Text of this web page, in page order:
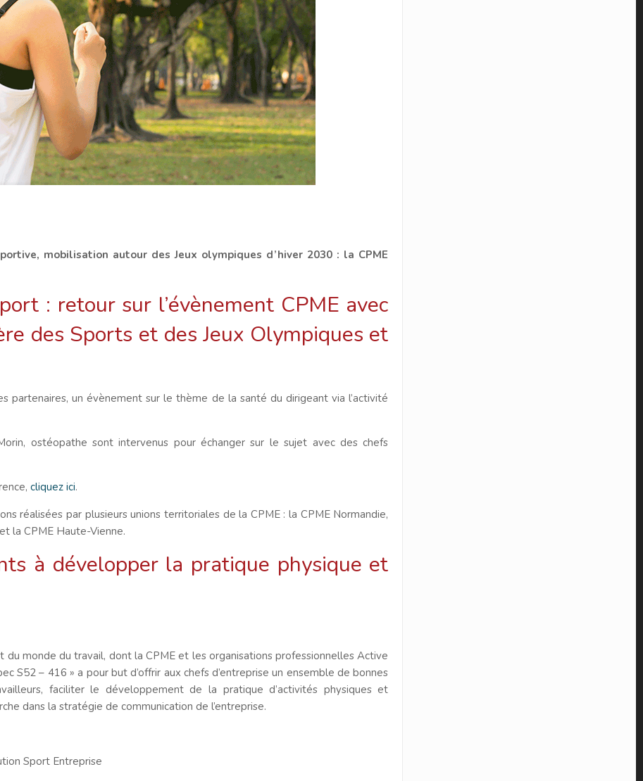
mobilisation autour des Jeux olympiques d’hiver 2030 : la CPME
: retour sur l’évènement CPME avec
des Sports et des Jeux Olympiques et
partenaires, un évènement sur le thème de la santé du dirigeant via l’activité
ostéopathe sont intervenus pour échanger sur le sujet avec des chefs
cliquez ici.
réalisées par plusieurs unions territoriales de la CPME : la CPME Normandie,
la CPME Haute-Vienne.
à développer la pratique physique et
monde du travail, dont la CPME et les organisations professionnelles Active
S52 – 416 » a pour but d’offrir aux chefs d’entreprise un ensemble de bonnes
faciliter le développement de la pratique d’activités physiques et
dans la stratégie de communication de l’entreprise.
Sport Entreprise